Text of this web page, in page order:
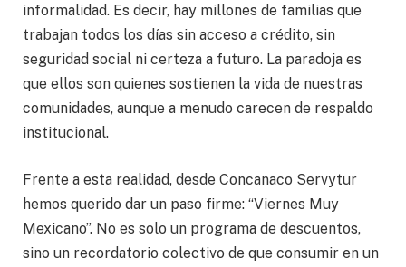
informalidad. Es decir, hay millones de familias que
trabajan todos los días sin acceso a crédito, sin
seguridad social ni certeza a futuro. La paradoja es
que ellos son quienes sostienen la vida de nuestras
comunidades, aunque a menudo carecen de respaldo
institucional.
Frente a esta realidad, desde Concanaco Servytur
hemos querido dar un paso firme: “Viernes Muy
Mexicano”. No es solo un programa de descuentos,
sino un recordatorio colectivo de que consumir en un